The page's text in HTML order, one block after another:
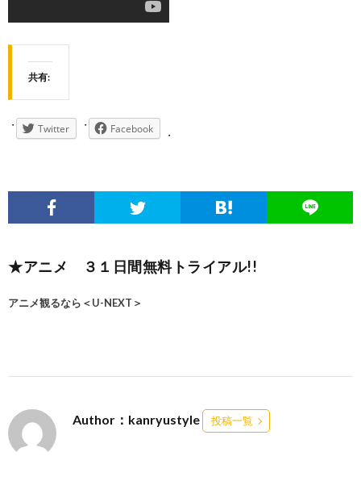
共有:
Twitter Facebook
★アニメ ３１日間無料トライアル!!
アニメ観るなら＜U-NEXT＞
Author：kanryustyle 投稿一覧